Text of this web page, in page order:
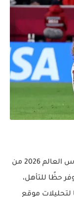
مع اقتراب التصفيات الأفريقية المؤهلة لكأس العالم 2026 من
حظًا للتأهل،
لتحليلات موقع